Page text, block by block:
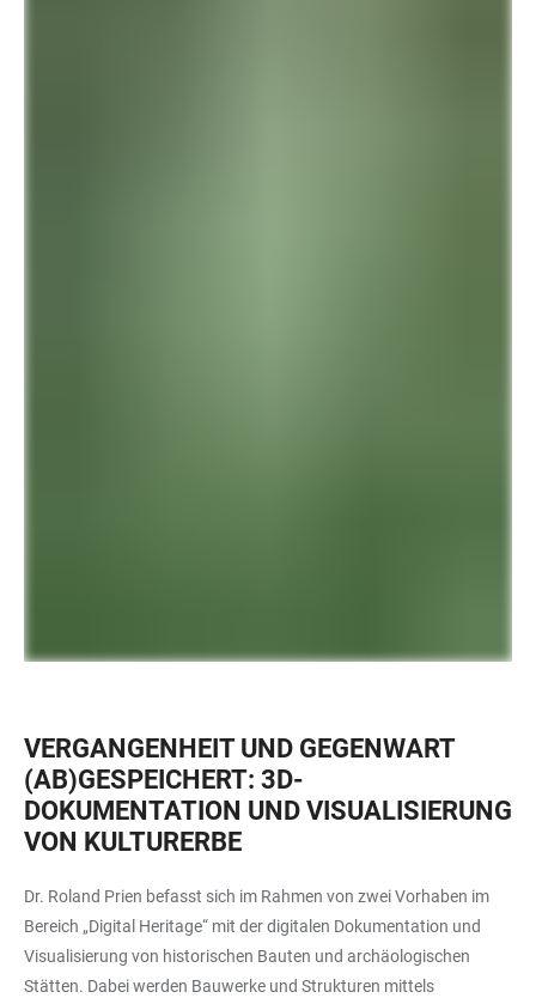
VERGANGENHEIT UND GEGENWART
(AB)GESPEICHERT: 3D-
DOKUMENTATION UND VISUALISIERUNG
VON KULTURERBE
Dr. Roland Prien befasst sich im Rahmen von zwei Vorhaben im
Bereich „Digital Heritage“ mit der digitalen Dokumentation und
Visualisierung von historischen Bauten und archäologischen
Stätten. Dabei werden Bauwerke und Strukturen mittels